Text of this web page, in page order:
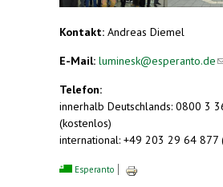
Kontakt: Andreas Diemel
E-Mail: luminesk@esperanto.de
Telefon:
innerhalb Deutschlands: 0800 3
(kostenlos)
international: +49 203 29 64 877
Esperanto